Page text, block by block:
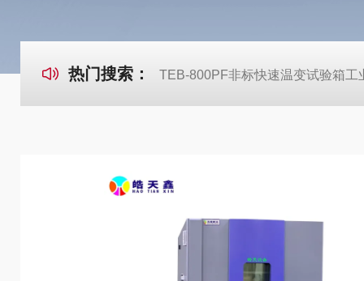
热门搜索： TEB-800PF非标快速温变试验箱工